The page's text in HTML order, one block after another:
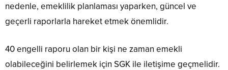
nedenle, emeklilik planlaması yaparken, güncel ve
geçerli raporlarla hareket etmek önemlidir.
40 engelli raporu olan bir kişi ne zaman emekli
olabileceğini belirlemek için SGK ile iletişime geçmelidir.